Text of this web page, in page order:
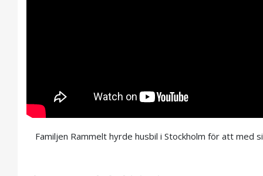
Familjen Rammelt hyrde husbil i Stockholm för att med